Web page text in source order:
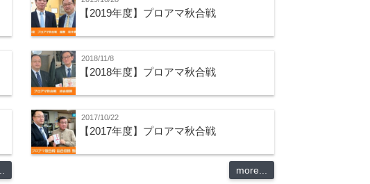
【2019年度】プロアマ秋合戦
2018/11/8
【2018年度】プロアマ秋合戦
2017/10/22
【2017年度】プロアマ秋合戦
more...